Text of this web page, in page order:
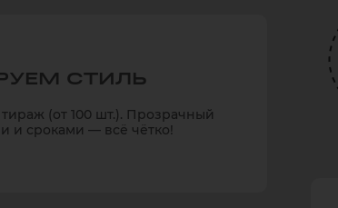
СТИЛЬ
(от 100 шт.). Прозрачный
и сроками — всё чётко!